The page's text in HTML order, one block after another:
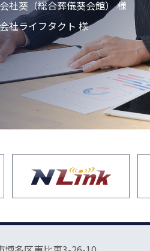
社葵（総合葬儀葵会館） 様
社ライフタクト 様